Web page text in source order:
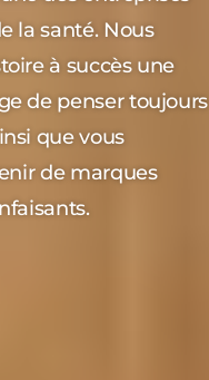
la santé. Nous
à succès une
de penser toujours
que vous
de marques